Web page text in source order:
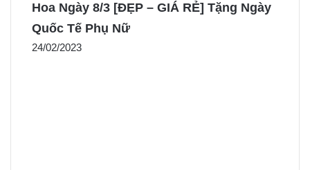
Hoa Ngày 8/3 [ĐẸP – GIÁ RẺ] Tặng Ngày
Quốc Tế Phụ Nữ
24/02/2023